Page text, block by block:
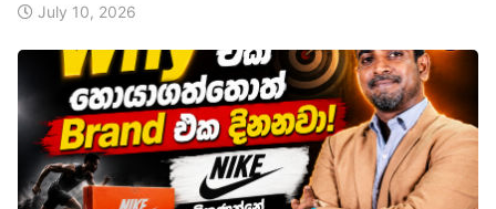
July 10, 2026